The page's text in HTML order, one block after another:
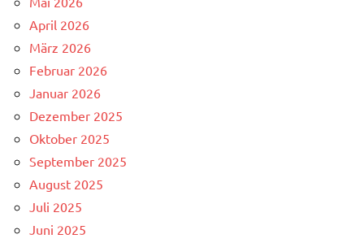
April 2026
März 2026
Februar 2026
Januar 2026
Dezember 2025
Oktober 2025
September 2025
August 2025
Juli 2025
Juni 2025